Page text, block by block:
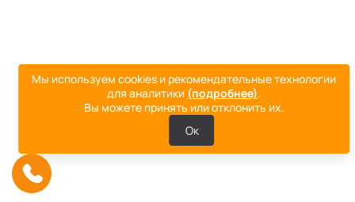
Мы используем cookies и рекомендательные технологии
для аналитики (подробнее).
Вы можете принять или отклонить их.
Ок